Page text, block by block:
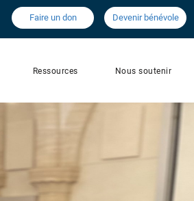
Faire un don Devenir bénévole
Ressources Nous soutenir